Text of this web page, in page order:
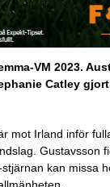
VM 2023.
Catley
mot Irland inför
Gustavsson
kan missa